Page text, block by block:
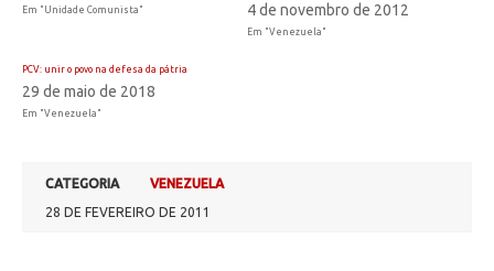
Em "Unidade Comunista" 4 de novembro de 2012
Em "Venezuela"
PCV: unir o povo na defesa da pátria
29 de maio de 2018
Em "Venezuela"
CATEGORIA
VENEZUELA
28 DE FEVEREIRO DE 2011